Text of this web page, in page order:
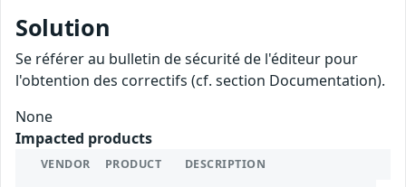
Solution
Se référer au bulletin de sécurité de l'éditeur pour
l'obtention des correctifs (cf. section Documentation).
None
Impacted products
VENDOR PRODUCT DESCRIPTION